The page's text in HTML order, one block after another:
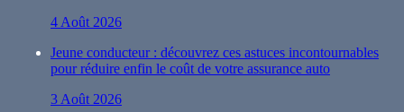
4 Août 2026
Jeune conducteur : découvrez ces astuces incontournables
pour réduire enfin le coût de votre assurance auto
3 Août 2026